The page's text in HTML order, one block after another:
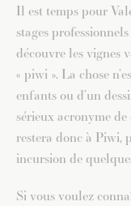
Il est temps pour
stages
découvre les vignes
« piwi ». La chose
enfants ou d’un
sérieux acronyme
restera donc à Piwi,
incursion de
Si vous voulez